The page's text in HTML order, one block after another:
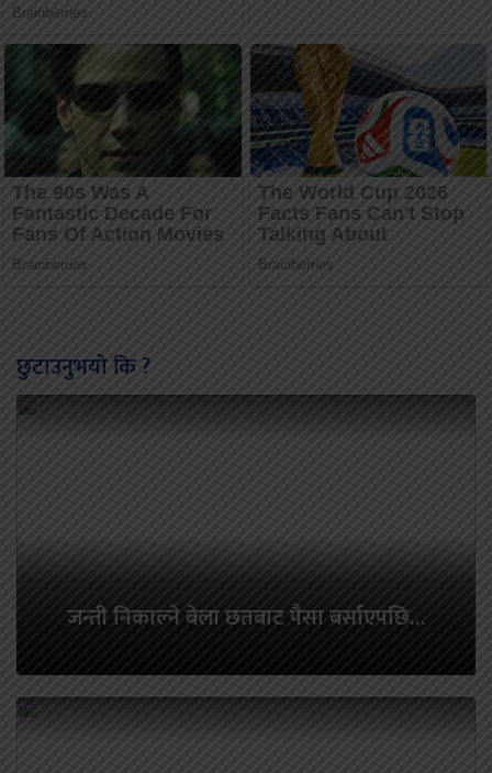
छुटाउनुभयो कि ?
जन्ती निकाल्ने बेला छतबाट पैसा बर्साएपछि…